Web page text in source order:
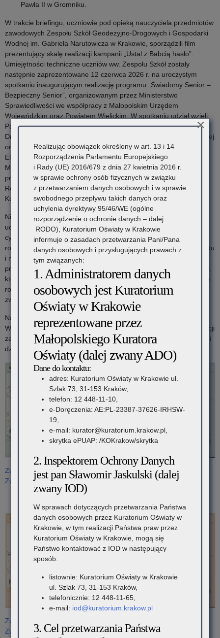
Pawła II w Gromniku.
W trakcie briefingu, uczniowie pod opieką nauczyciela przedmiotów
zawodowych Zespołu Szkół Geodezyjno-Drogowych i Gospodarki
Wodnej im. Gabriela Narutowicza w Krakowie, sporządzili film
prezentujący skalę realizacji kampanii „Ustal z Babcią hasło”.
Umiejętności techniczne uczniów ww. Zespołu Szkół zostały
następnie zaprezentowane 12 czerwca 2026 r. na uroczystym
spotkaniu inaugurującym realizację programu „Świadomy Senior –
Bezpieczny Senior”, organizowanym przez Ministerstwo
Sprawiedliwości we współpracy z Małopolskim Urzędem
Wojewódzkim oraz Powiatem Wielickim. W spotkaniu udział wzięli:
Pan Waldemar Żurek – Minister Sprawiedliwości, Marzena Okła-
Drewnowicz – Pełnomocnikiem Rządu do spraw Polityki Senioralnej
oraz sekretarza stanu w Kancelarii Prezesa Rady Ministrów,
Elżbieta Achinger – I Wicewojewoda Małopolska, Artur Pasek – I
Małopolski Wicekurator Oświaty, Roman Ptak – Starosta Wielicki,
przedstawiciele Komendy Wojewódzkiej Policji w Krakowie, Sądu
Rejonowego w Wieliczce, Naukowej i Akademickiej Sieci
Komputerowej – NASK, Biura Rzecznika Praw Dziecka.
Niewątpliwie, pełnym zobrazowaniem licznego zaangażowania
uczniów w realizację zajęć edukacyjnych poświęconych
cyberbezpieczeństwu oraz zgromadzenia wiedzy niezbędnej do
rozmów z seniorami na temat bezpiecznego korzystania z Internetu
i nowych technologii, było wypracowanie hasła specjalnie
przygotowanej krzyżówki dotyczącej cyberbezpieczeństwa. Szkoły,
których co najmniej 75 proc. klas prawidłowo podało hasło będące
rozwiązaniem ww. krzyżówki, znalazły się na interaktywnej mapie
zwycięzców kampanii.
Na zakończenie tegorocznej edycji kampanii I Małopolski
Wicekurator Oświaty, Pan Artur Pasek, dziękuje ambasadorom akcji
za tak liczny udział w tym przedsięwzięciu, dzięki któremu babcie i
dziadkowie z terenu małopolski mogą czuć się bezpieczniej.
Zwycięskie Szkoły znajdujące się na Interaktywnych Mapach
Zwycięzców: Klasy 4-6
Zwycięskie Szkoły znajdujące się na Interaktywnych Mapach
Zwycięzców: Klasy 7-8
Realizując obowiązek określony w art. 13 i 14
Rozporządzenia Parlamentu Europejskiego
i Rady (UE) 2016/679 z dnia 27 kwietnia 2016 r.
w sprawie ochrony osób fizycznych w związku
z przetwarzaniem danych osobowych i w sprawie
swobodnego przepływu takich danych oraz
uchylenia dyrektywy 95/46/WE (ogólne
rozporządzenie o ochronie danych – dalej
RODO), Kuratorium Oświaty w Krakowie
informuje o zasadach przetwarzania Pani/Pana
danych osobowych i przysługujących prawach z
tym związanych:
1. Administratorem danych
osobowych jest Kuratorium
Oświaty w Krakowie
reprezentowane przez
Małopolskiego Kuratora
Oświaty (dalej zwany ADO)
Dane do kontaktu:
adres: Kuratorium Oświaty w Krakowie ul.
Szlak 73, 31-153 Kraków,
telefon: 12 448-11-10,
e-Doręczenia: AE:PL-23387-37626-IRHSW-
19,
e-mail: kurator@kuratorium.krakow.pl,
skrytka ePUAP: /KOKrakow/skrytka
2. Inspektorem Ochrony Danych
jest pan Sławomir Jaskulski (dalej
zwany IOD)
W sprawach dotyczących przetwarzania Państwa
danych osobowych przez Kuratorium Oświaty w
Krakowie, w tym realizacji Państwa praw przez
Kuratorium Oświaty w Krakowie, mogą się
Państwo kontaktować z IOD w następujący
sposób:
listownie: Kuratorium Oświaty w Krakowie
ul. Szlak 73, 31-153 Kraków,
telefonicznie: 12 448-11-65,
e-mail: iod@kuratorium.krakow.pl
3. Cel przetwarzania Państwa
×